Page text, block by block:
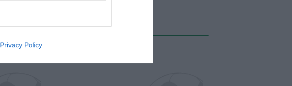
Privacy Policy